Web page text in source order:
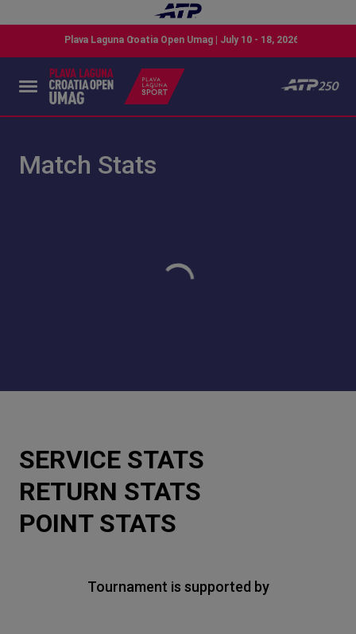
Match Stats
SERVICE STATS
RETURN STATS
POINT STATS
Tournament is supported by